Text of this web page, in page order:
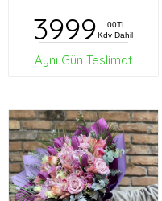
3999
,00TL
Kdv Dahil
Aynı Gün Teslimat